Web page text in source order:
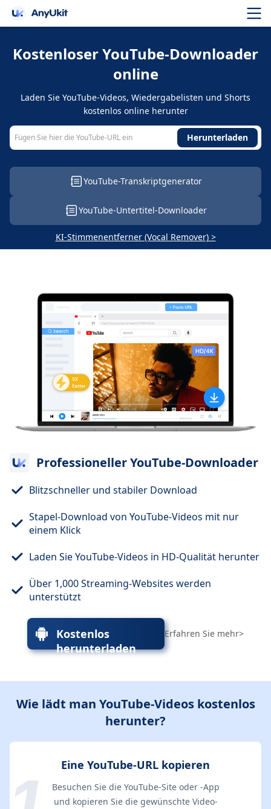
Kostenloser YouTube-Downloader
online
Laden Sie YouTube-Videos, Wiedergabelisten und Shorts
kostenlos online herunter
Herunterladen
YouTube-Transkriptgenerator
YouTube-Untertitel-Downloader
KI-Stimmenentferner (Vocal Remover) >
Professioneller YouTube-Downloader
Blitzschneller und stabiler Download
Stapel-Download von YouTube-Videos mit nur
einem Klick
Laden Sie YouTube-Videos in HD-Qualität herunter
Über 1,000 Streaming-Websites werden
unterstützt
Kostenlos
herunterladen
Erfahren Sie mehr>
Wie lädt man YouTube-Videos kostenlos
herunter?
Eine YouTube-URL kopieren
Besuchen Sie die YouTube-Site oder -App
und kopieren Sie die gewünschte Video-